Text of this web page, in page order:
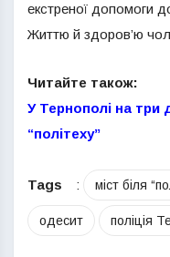
екстреної допомоги
Життю й здоров’ю
Читайте також:
У Тернополі на три
“політеху”
Tags : міст біля
одесит поліція